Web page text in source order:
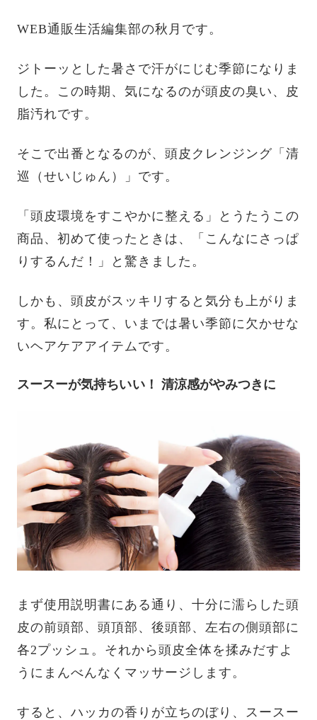
WEB通販生活編集部の秋月です。
ジトーッとした暑さで汗がにじむ季節になりま
した。この時期、気になるのが頭皮の臭い、皮
脂汚れです。
そこで出番となるのが、頭皮クレンジング「清
巡（せいじゅん）」です。
「頭皮環境をすこやかに整える」とうたうこの
商品、初めて使ったときは、「こんなにさっぱ
りするんだ！」と驚きました。
しかも、頭皮がスッキリすると気分も上がりま
す。私にとって、いまでは暑い季節に欠かせな
いヘアケアアイテムです。
スースーが気持ちいい！ 清涼感がやみつきに
まず使用説明書にある通り、十分に濡らした頭
皮の前頭部、頭頂部、後頭部、左右の側頭部に
各2プッシュ。それから頭皮全体を揉みだすよ
うにまんべんなくマッサージします。
すると、ハッカの香りが立ちのぼり、スースー